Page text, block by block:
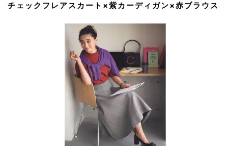
チェックフレアスカート×紫カーディガン×赤ブラウス